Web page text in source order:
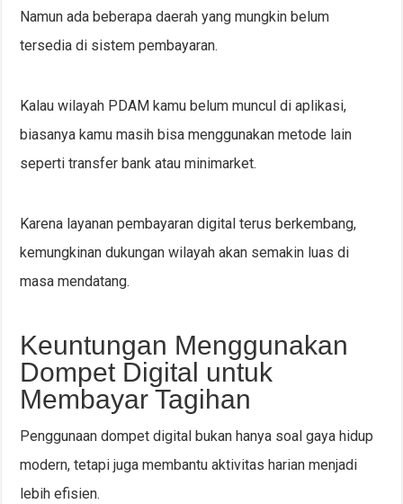
Namun ada beberapa daerah yang mungkin belum
tersedia di sistem pembayaran.
Kalau wilayah PDAM kamu belum muncul di aplikasi,
biasanya kamu masih bisa menggunakan metode lain
seperti transfer bank atau minimarket.
Karena layanan pembayaran digital terus berkembang,
kemungkinan dukungan wilayah akan semakin luas di
masa mendatang.
Keuntungan Menggunakan
Dompet Digital untuk
Membayar Tagihan
Penggunaan dompet digital bukan hanya soal gaya hidup
modern, tetapi juga membantu aktivitas harian menjadi
lebih efisien.